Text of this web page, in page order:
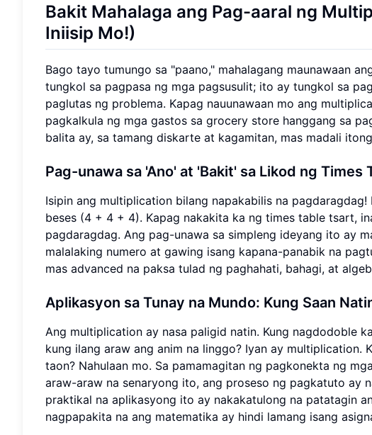
Bakit Mahalaga ang Pag-aaral ng
Iniisip Mo!)
Bago tayo tumungo sa "paano," mahalagang maunawaan
tungkol sa pagpasa ng mga pagsusulit; ito ay tungkol sa
paglutas ng problema. Kapag nauunawaan mo ang
pagkalkula ng mga gastos sa grocery store hanggang sa
balita ay, sa tamang diskarte at kagamitan, mas madali
Pag-unawa sa 'Ano' at 'Bakit' sa Likod ng Times
Isipin ang multiplication bilang napakabilis na
beses (4 + 4 + 4). Kapag nakakita ka ng times table tsart,
pagdaragdag. Ang pag-unawa sa simpleng ideyang ito ay
malalaking numero at gawing isang kapana-panabik na
mas advanced na paksa tulad ng paghahati, bahagi, at
Aplikasyon sa Tunay na Mundo: Kung Saan
Ang multiplication ay nasa paligid natin. Kung nagdodoble
kung ilang araw ang anim na linggo? Iyan ay multiplication.
taon? Nahulaan mo. Sa pamamagitan ng pagkonekta ng
araw-araw na senaryong ito, ang proseso ng pagkatuto ay
praktikal na aplikasyong ito ay nakakatulong na patatagin
nagpapakita na ang matematika ay hindi lamang isang